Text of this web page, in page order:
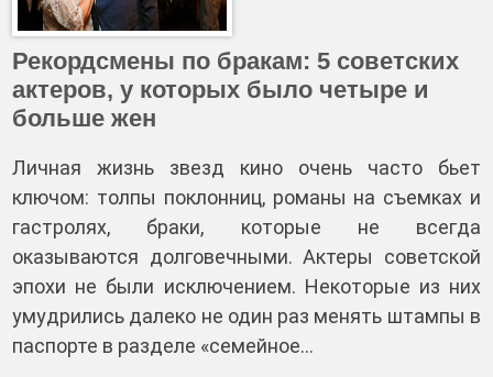
Рекордсмены по бракам: 5 советских
актеров, у которых было четыре и
больше жен
Личная жизнь звезд кино очень часто бьет
ключом: толпы поклонниц, романы на съемках и
гастролях, браки, которые не всегда
оказываются долговечными. Актеры советской
эпохи не были исключением. Некоторые из них
умудрились далеко не один раз менять штампы в
паспорте в разделе «семейное…